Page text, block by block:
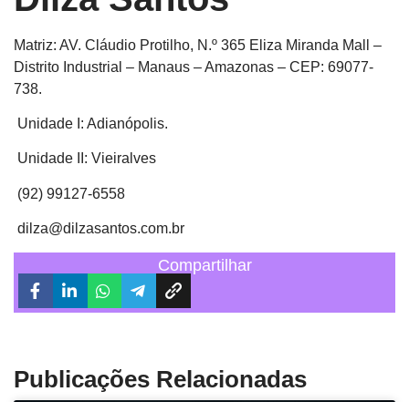
Matriz: AV. Cláudio Protilho, N.º 365 Eliza Miranda Mall –
Distrito Industrial – Manaus – Amazonas – CEP: 69077-
738.
Unidade I: Adianópolis.
Unidade II: Vieiralves
(92) 99127-6558
dilza@dilzasantos.com.br
Compartilhar
Publicações Relacionadas